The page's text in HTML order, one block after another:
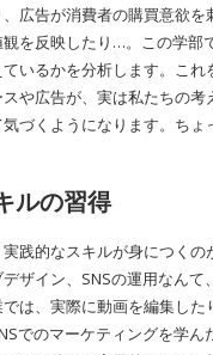
広告が消費者の購買意欲を
を反映したり…。この学部
いるかを分析します。これ
や広告が、実は私たちの考
づくようになります。ちょ
ルの習得
践的なスキルが身につくの
ザイン、SNSの運用なんて
は、実際に動画を編集した
でのマーケティングを学ん